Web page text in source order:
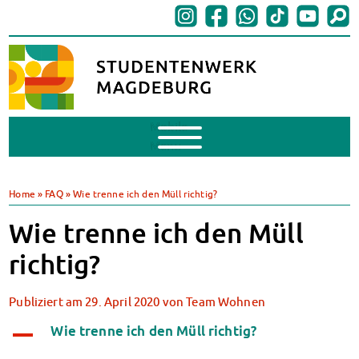
Mobile
Menu
BAföG beantragen
BAföG-FAQs
Dokumente
BAföG-Sprechstunden
Kredite & Stipendien
Mensen & Cafeterien
Heute in unseren Mensen
Home » FAQ»Wie trenne ich den Müll richtig?
Wie trenne ich den Müll
richtig?
Publiziert am 29. April 2020 von Team Wohnen
A Wie trenne ich den Müll richtig?